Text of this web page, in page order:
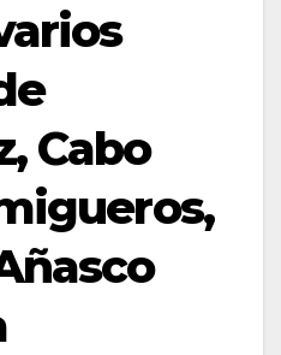
Cabo